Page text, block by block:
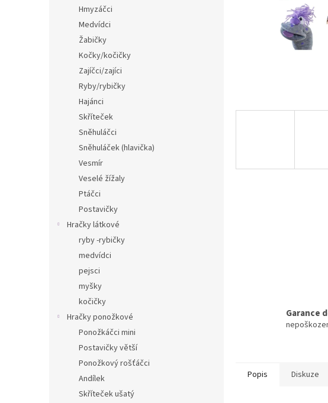
Hmyzáčci
Medvídci
Žabičky
Kočky/kočičky
Zajíčci/zajíci
Ryby/rybičky
Hajánci
Skříteček
Sněhuláčci
Sněhuláček (hlavička)
Vesmír
Veselé žížaly
Ptáčci
Postavičky
Hračky látkové
ryby -rybičky
medvídci
pejsci
myšky
kočičky
Hračky ponožkové
Ponožkáčci mini
Postavičky větší
Ponožkový rošťáčci
Andílek
Skříteček ušatý
Garance
Popis Diskuze